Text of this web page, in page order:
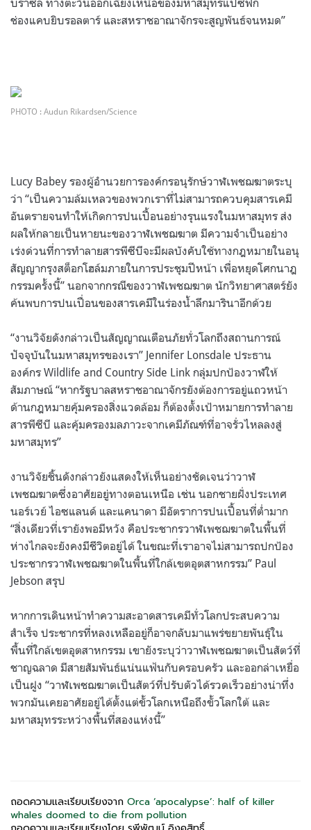
ช่องแคบยิบรอลตาร์ และสหราชอาณาจักรจะสูญพันธ์จนหมด”
PHOTO : Audun Rikardsen/Science
Lucy Babey รองผู้อำนวยการองค์กรอนุรักษ์วาฬเพชฌฆาตระบุ
ว่า “เป็นความล้มเหลวของพวกเราที่ไม่สามารถควบคุมสารเคมี
อันตรายจนทำให้เกิดการปนเปื้อนอย่างรุนแรงในมหาสมุทร ส่ง
ผลให้กลายเป็นหายนะของวาฬเพชฌฆาต มีความจำเป็นอย่าง
เร่งด่วนที่การทำลายสารพีซีบีจะมีผลบังคับใช้ทางกฎหมายในอนุ
สัญญากรุงสต็อกโฮล์มภายในการประชุมปีหน้า เพื่อหยุดโศกนาฎ
กรรมครั้งนี้” นอกจากกรณีของวาฬเพชฌฆาต นักวิทยาศาสตร์ยัง
ค้นพบการปนเปื่อนของสารเคมีในร่องน้ำลึกมารินาอีกด้วย
“งานวิจัยดังกล่าวเป็นสัญญาณเตือนภัยทั่วโลกถึงสถานการณ์
ปัจจุบันในมหาสมุทรของเรา” Jennifer Lonsdale ประธาน
องค์กร Wildlife and Country Side Link กลุ่มปกป้องวาฬให้
สัมภาษณ์ “หากรัฐบาลสหราชอาณาจักรยังต้องการอยู่แถวหน้า
ด้านกฎหมายคุ้มครองสิ่งแวดล้อม ก็ต้องตั้งเป้าหมายการทำลาย
สารพีซีบี และคุ้มครองมลภาวะจากเคมีภัณฑ์ที่อาจรั่วไหลลงสู่
มหาสมุทร”
งานวิจัยชิ้นดังกล่าวยังแสดงให้เห็นอย่างชัดเจนว่าวาฬ
เพชฌฆาตซึ่งอาศัยอยู่ทางตอนเหนือ เช่น นอกชายฝั่งประเทศ
นอร์เวย์ ไอซแลนด์ และแคนาดา มีอัตราการปนเปื้อนที่ต่ำมาก
“สิ่งเดียวที่เรายังพอมีหวัง คือประชากรวาฬเพชฌฆาตในพื้นที่
ห่างไกลจะยังคงมีชีวิตอยู่ได้ ในขณะที่เราอาจไม่สามารถปกป้อง
ประชากรวาฬเพชฌฆาตในพื้นที่ใกล้เขตอุตสาหกรรม” Paul
Jebson สรุป
หากการเดินหน้าทำความสะอาดสารเคมีทั่วโลกประสบความ
สำเร็จ ประชากรที่หลงเหลืออยู่ก็อาจกลับมาแพร่ขยายพันธุ์ใน
พื้นที่ใกล้เขตอุตสาหกรรม เขายังระบุว่าวาฬเพชฌฆาตเป็นสัตว์ที่
ชาญฉลาด มีสายสัมพันธ์แน่นแฟ้นกับครอบครัว และออกล่าเหยื่อ
เป็นฝูง “วาฬเพชฌฆาตเป็นสัตว์ที่ปรับตัวได้รวดเร็วอย่างน่าทึ่ง
พวกมันเคยอาศัยอยู่ได้ตั้งแต่ขั้วโลกเหนือถึงขั้วโลกใต้ และ
มหาสมุทรระหว่างพื้นที่สองแห่งนี้”
ถอดความและเรียบเรียงจาก Orca ‘apocalypse’: half of killer
whales doomed to die from pollution